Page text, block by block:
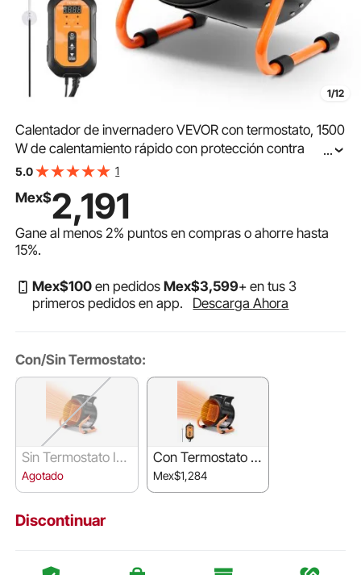
1/12
Calentador de invernadero VEVOR con termostato, 1500
W de calentamiento rápido con protección contra
sobrecalentamiento, 2 velocidades para armario de
para invernadero, sala de flores y lugar de trabajo.
...
5.0 1
Mex$2,191
Gane al menos2% puntos en compras o ahorre hasta
15%.
Mex$100 en pedidosMex$3,599+ en tus 3
primeros pedidos en app.
Descarga Ahora
Con/Sin Termostato:
Sin Termostato Ind
ependiente
Agotado
Con Termostato In
dependiente
Mex$1,284
Discontinuar